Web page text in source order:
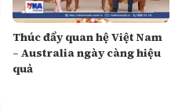
Thúc đẩy quan hệ Việt Nam
– Australia ngày càng hiệu
quả